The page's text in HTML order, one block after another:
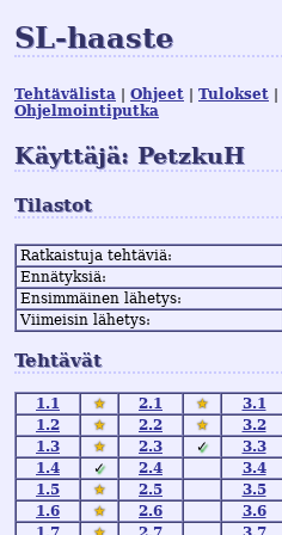
SL-haaste
Tehtävälista Ohjeet
Tulokset
Ohjelmointiputka
Käyttäjä: PetzkuH
Tilastot
Ratkaistuja tehtäviä:
Ennätyksiä:
Ensimmäinen lähetys:
Viimeisin lähetys:
Tehtävät
1.1 ★ 2.1 ★ 3.1
1.2
★ 2.2 ★ 3.2
1.3
★ 2.3 ✓ 3.3
1.4
✓ 2.4 3.4
1.5
★ 2.5 3.5
1.6
★ 2.6 3.6